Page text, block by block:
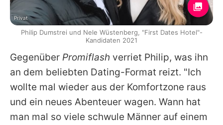
Gegenüber Promiflash verriet Philip, was ihn
an dem beliebten Dating-Format reizt. "Ich
wollte mal wieder aus der Komfortzone raus
und ein neues Abenteuer wagen. Wann hat
man mal so viele schwule Männer auf einem
Privat
Philip Dumstrei und Nele Wüstenberg, "First Dates Hotel"-
Kandidaten 2021